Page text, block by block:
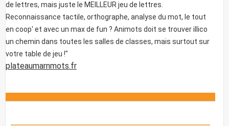
de lettres, mais juste le MEILLEUR jeu de lettres.
Reconnaissance tactile, orthographe, analyse du mot, le tout
en coop' et avec un max de fun ? Animots doit se trouver illico
un chemin dans toutes les salles de classes, mais surtout sur
votre table de jeu !"
plateaumarnmots.fr